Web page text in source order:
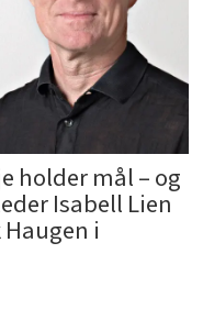
holder mål – og
Isabell Lien
i